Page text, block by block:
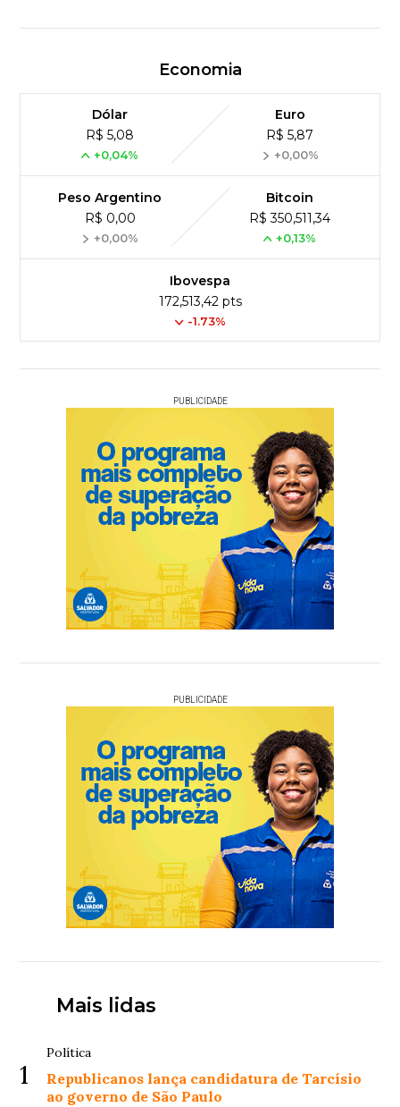
Economia
Dólar
R$ 5,08
+0,04%
Euro
R$ 5,87
+0,00%
Peso Argentino
R$ 0,00
+0,00%
Bitcoin
R$ 350,511,34
+0,13%
Ibovespa
172,513,42 pts
-1.73%
PUBLICIDADE
PUBLICIDADE
Mais lidas
1
Política
Republicanos lança candidatura de Tarcísio
ao governo de São Paulo